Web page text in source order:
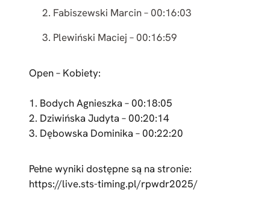
Fabiszewski Marcin – 00:16:03
Plewiński Maciej – 00:16:59
Open – Kobiety:
1. Bodych Agnieszka – 00:18:05
2. Dziwińska Judyta – 00:20:14
3. Dębowska Dominika – 00:22:20
Pełne wyniki dostępne są na stronie:
https://live.sts-timing.pl/rpwdr2025/